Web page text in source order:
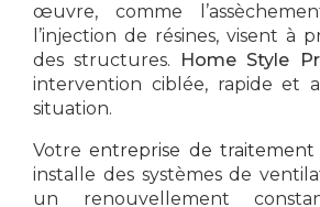
œuvre, comme
l’injection de résines, visent à
des structures. Home Style
intervention ciblée, rapide et
situation.
Votreentreprise de traitement
installe des systèmes de
un renouvellement